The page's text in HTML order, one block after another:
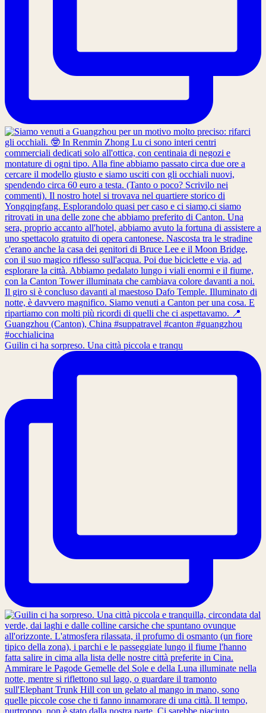
Guilin ci ha sorpreso. Una città piccola e tranqu